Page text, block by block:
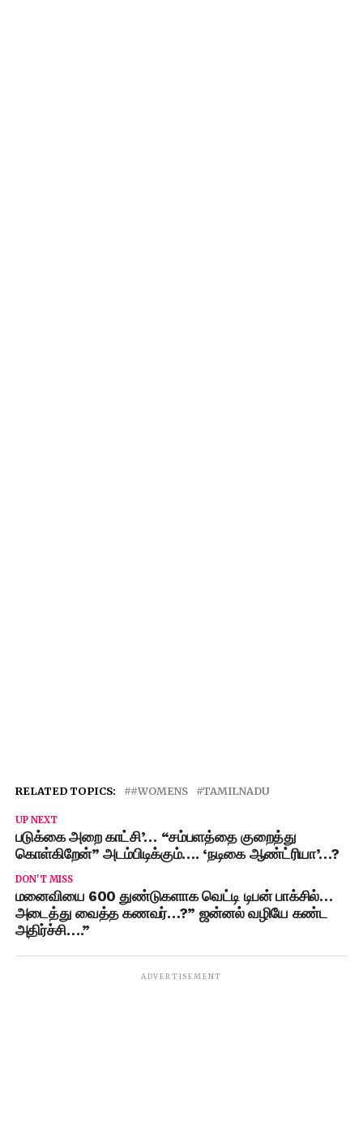
RELATED TOPICS: #WOMENS TAMILNADU
UP NEXT
படுக்கை அறை காட்சி’… “சம்பளத்தை குறைத்து
கொள்கிறேன்” அடம்பிடிக்கும்…. ‘நடிகை ஆண்ட்ரியா’…?
DON'T MISS
மனைவியை 600 துண்டுகளாக வெட்டி டிபன் பாக்சில்…
அடைத்து வைத்த கணவர்…?” ஜன்னல் வழியே கண்ட
அதிர்ச்சி….”
ADVERTISEMENT